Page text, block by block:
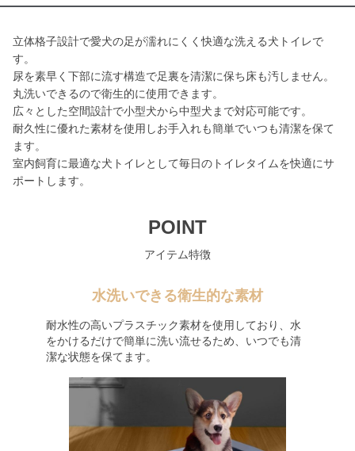
立体格子設計で愛犬の足が濡れにくく快適な洗える犬トイレで
す。
尿を素早く下部に流す構造で足裏を清潔に保ち床も汚しません。
丸洗いできるので衛生的に使用できます。
広々とした空間設計で小型犬から中型犬まで対応可能です。
耐久性に優れた素材を使用しお手入れも簡単でいつも清潔を保て
ます。
室内飼育に最適な犬トイレとして毎日のトイレタイムを快適にサ
ポートします。
POINT
アイテム特徴
水洗いできる衛生的な素材
耐水性の高いプラスチック素材を使用しており、水
をかけるだけで簡単に洗い流せるため、いつでも清
潔な状態を保てます。